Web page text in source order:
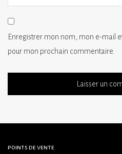
Enregistrer mon nom, mon e-mail
pour mon prochain commentaire.
points de vente